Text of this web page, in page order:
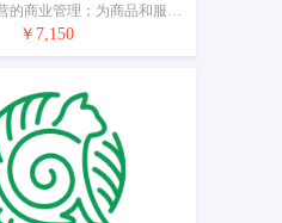
广告；特许经营的商业管理；为商品和服务的买卖双方提供在线市场；替他人采购（替其他企业购买商品或服务）；替他人推销；人员招收；文秘；为第三方提供会计服务；会计；财务审计
￥7,150